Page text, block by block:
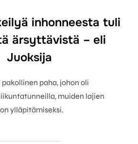
inhonneesta tuli
ärsyttävistä – eli
Juoksija
paha, johon oli
muiden lajien
ylläpitämiseksi.